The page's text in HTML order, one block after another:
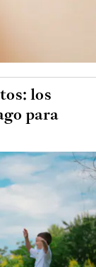
los
para